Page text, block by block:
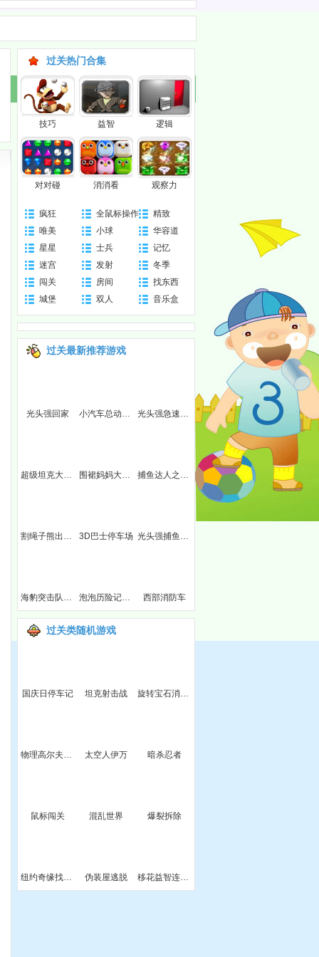
过关热门合集
技巧 益智 逻辑
对对碰 消消看 观察力
疯狂 全鼠标操作
精致
唯美
小球
华容道
星星
士兵
记忆
迷宫
发射
冬季
闯关
房间
找东西
城堡
双人 音乐盒
过关最新推荐游戏
光头强回家 小汽车总动员7 光头强急速越野
超级坦克大战斗 围裙妈妈大冒险 捕鱼达人之熊二爱捕鱼
割绳子熊出没选关版 3D巴士停车场 光头强捕鱼达人
海豹突击队之军事战役4 泡泡历险记选关版 西部消防车
过关类随机游戏
国庆日停车记 坦克射击战 旋转宝石消消看
物理高尔夫双人版 太空人伊万 暗杀忍者
鼠标闯关 混乱世界 爆裂拆除
纽约奇缘找字母 伪装屋逃脱 移花益智连连看